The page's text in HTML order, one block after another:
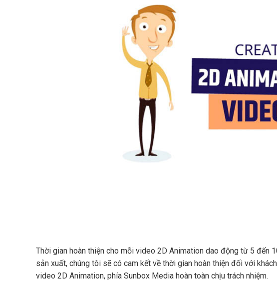
Thời gian hoàn thiện cho mỗi video 2D Animation dao động từ 5 đến
sản xuất, chúng tôi sẽ có cam kết về thời gian hoàn thiện đối với
video 2D Animation, phía Sunbox Media hoàn toàn chịu trách nhiệm.